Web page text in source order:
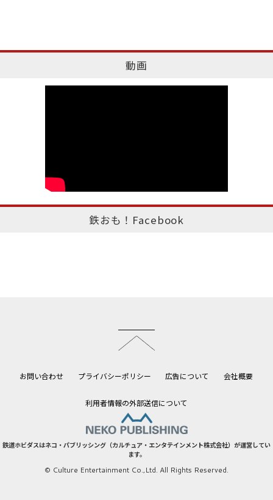
動画
鉄おも！Facebook
お問い合わせ プライバシーポリシー 広告について 会社概要
利用者情報の外部送信について
鉄道ホビダスはネコ・パブリッシング（カルチュア・エンタテインメント株式会社）が運営してい
ます。
© Culture Entertainment Co.,Ltd. All Rights Reserved.